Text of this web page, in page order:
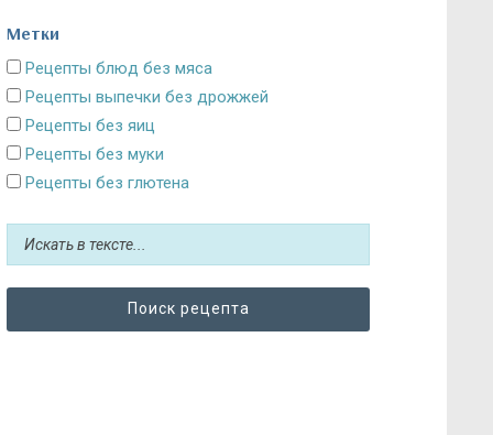
Метки
Блюда без картошки
Рецепты без выпечки
Рецепты без глютена
Рецепты без грибов
Рецепты без муки
Рецепты без яиц
Рецепты блюд без мяса
Рецепты выпечки без дрожжей